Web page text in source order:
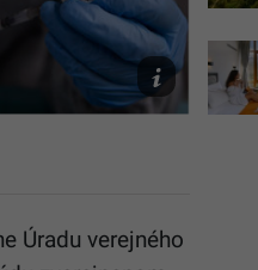
Barrientos,
tasr/AP
Photo/Alexander
Zemlianichenko
Úradu verejného